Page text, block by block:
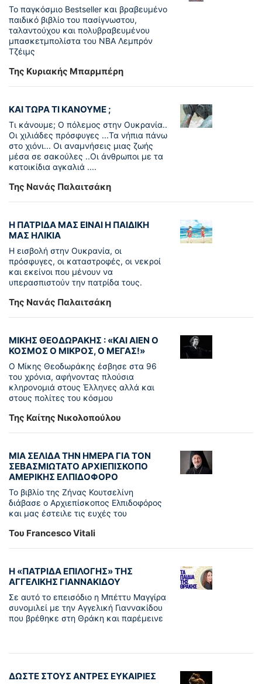
To παγκόσµιο Bestseller και βραβευµένο
παιδικό βιβλίο του πασίγνωστου,
ταλαντούχου και πολυβραβευµένου
µπασκετµπολίστα του NBA Λεµπρόν
Τζέιμς
Της Κυριακής Μπαρμπέρη
ΚΑΙ ΤΩΡΑ ΤΙ ΚΑΝΟΥΜΕ ;
Τι κάνουμε; Ο πόλεμος στην Ουκρανία..
Οι χιλιάδες πρόσφυγες ...Τα νήπια πάνω
στο χιόνι... Οι αναμνήσεις μιας ζωής
μέσα σε σακούλες ..Οι άνθρωποι με τα
κατοικίδια αγκαλιά ....
Της Νανάς Παλαιτσάκη
Η ΠΑΤΡΙΔΑ ΜΑΣ ΕΙΝΑΙ Η ΠΑΙΔΙΚΗ
ΜΑΣ ΗΛΙΚΙΑ
Η εισβολή στην Ουκρανία, οι
πρόσφυγες, οι καταστροφές, οι νεκροί
και εκείνοι που μένουν να
υπερασπιστούν την πατρίδα τους.
Της Νανάς Παλαιτσάκη
ΜΙΚΗΣ ΘΕΟΔΩΡΑΚΗΣ : «KAI ΑΙΕΝ Ο
ΚΟΣΜΟΣ Ο ΜΙΚΡΟΣ, Ο ΜΕΓΑΣ!»
Ο Μίκης Θεοδωράκης έσβησε στα 96
του χρόνια, αφήνοντας πλούσια
κληρονομιά στους Έλληνες αλλά και
στους πολίτες του κόσμου
Της Καίτης Νικολοπούλου
ΜΙΑ ΣΕΛΙΔΑ ΤΗΝ ΗΜΕΡΑ ΓΙΑ ΤΟΝ
ΣΕΒΑΣΜΙΩΤΑΤΟ ΑΡΧΙΕΠΙΣΚΟΠΟ
ΑΜΕΡΙΚΗΣ ΕΛΠΙΔΟΦΟΡΟ
Το βιβλίο της Ζήνας Κουτσελίνη
διάβασε ο Αρχιεπίσκοπος Ελπιδοφόρος
και μας έστειλε τις ευχές του
Του Francesco Vitali
Η «ΠΑΤΡΊΔΑ ΕΠΙΛΟΓΉΣ» ΤΗΣ
ΑΓΓΕΛΙΚΉΣ ΓΙΑΝΝΑΚΊΔΟΥ
Σε αυτό το επεισόδιο η Μπέττυ Μαγγίρα
συνομιλεί με την Αγγελική Γιαννακίδου
που βρέθηκε στη Θράκη και παρέμεινε
ΔΩΣΤΕ ΣΤΟΥΣ ΑΝΤΡΕΣ ΕΥΚΑΙΡΙΕΣ